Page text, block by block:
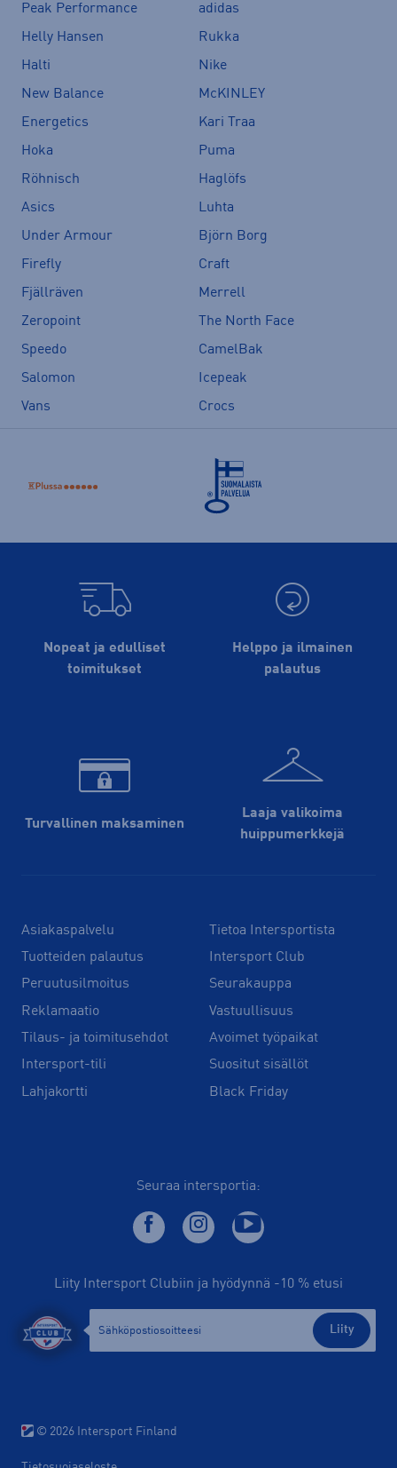
Peak Performance
adidas
Helly Hansen
Rukka
Halti
Nike
New Balance
McKINLEY
Energetics
Kari Traa
Hoka
Puma
Röhnisch
Haglöfs
Asics
Luhta
Under Armour
Björn Borg
Firefly
Craft
Fjällräven
Merrell
Zeropoint
The North Face
Speedo
CamelBak
Salomon
Icepeak
Vans
Crocs
Nopeat ja edulliset
toimitukset
Helppo ja ilmainen
palautus
Turvallinen maksaminen
Laaja valikoima
huippu­merkkejä
Asiakaspalvelu
Tuotteiden palautus
Peruutusilmoitus
Reklamaatio
Tilaus- ja toimitusehdot
Intersport-tili
Lahjakortti
Tietoa Intersportista
Intersport Club
Seurakauppa
Vastuullisuus
Avoimet työpaikat
Suositut sisällöt
Black Friday
Seuraa intersportia:
Liity Intersport Clubiin ja hyödynnä -10 % etusi
Liity
© 2026 Intersport Finland